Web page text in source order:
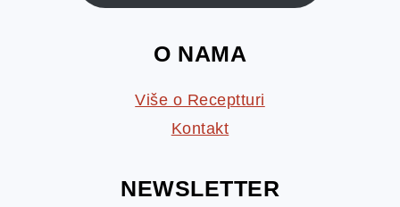
O NAMA
Više o Receptturi
Kontakt
NEWSLETTER